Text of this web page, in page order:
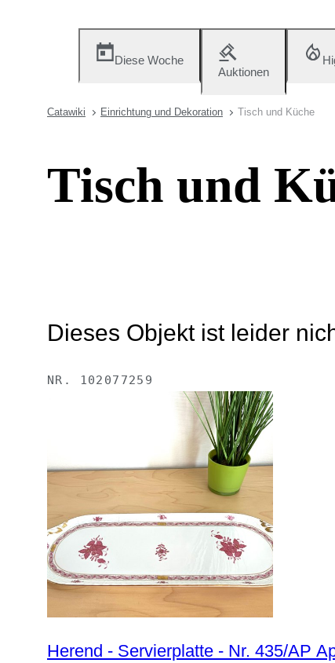
Diese Woche
Auktionen
Catawiki Einrichtung und Dekoration Tisch und Küche
Tisch und
Dieses Objekt ist leider
NR. 102077259
Herend - Servierplatte - Nr. 435/AP